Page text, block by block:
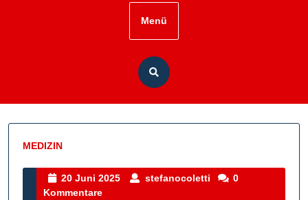
Menü
MEDIZIN
Kategorie
20 Juni 2025
20
stefanocoletti stefanocoletti
0
Kommentare